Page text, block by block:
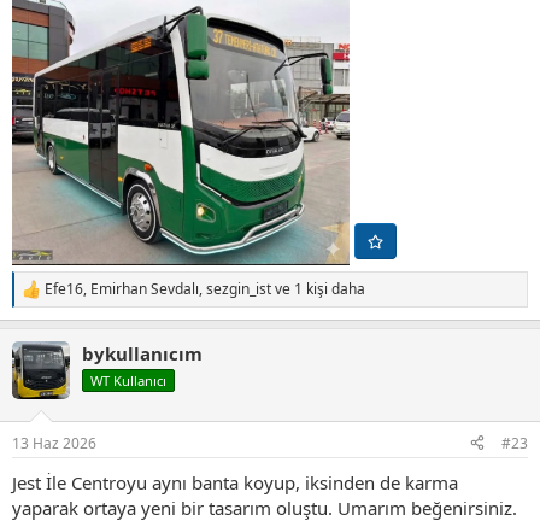
T
e
k
i
l
:
Efe16, Emirhan Sevdalı,sezgin_istve 1 kişi daha
bykullanıcım
WT Kullanıcı
13 Haz 2026 #23
Jest İle Centroyu aynı banta koyup, iksinden de karma
yaparak ortaya yeni bir tasarım oluştu. Umarım beğenirsiniz.